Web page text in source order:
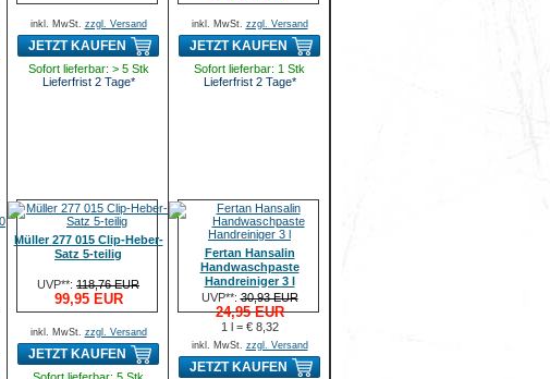
inkl. MwSt. zzgl. Versand
JETZT KAUFEN
Sofort lieferbar: > 5 Stk
Lieferfrist 2 Tage*
inkl. MwSt. zzgl. Versand
JETZT KAUFEN
Sofort lieferbar: 1 Stk
Lieferfrist 2 Tage*
Müller 277 015 Clip-Heber-
Satz 5-teilig
UVP**: 118,76 EUR
99,95 EUR
inkl. MwSt. zzgl. Versand
JETZT KAUFEN
Fertan Hansalin
Handwaschpaste
Handreiniger 3 l
UVP**:30,93 EUR
24,95 EUR
1 l = € 8,32
inkl. MwSt. zzgl. Versand
JETZT KAUFEN